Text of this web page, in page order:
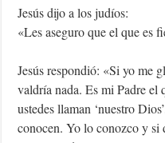
Jesús dijo a los judíos:
«Les aseguro que el que es
Jesús respondió: «Si yo me
valdría nada. Es mi Padre
ustedes llaman ‘nuestro
conocen. Yo lo conozco y si